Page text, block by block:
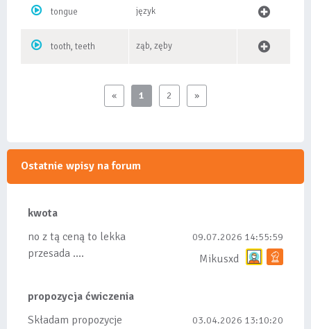
tongue język
tooth, teeth ząb, zęby
« 1 2 »
Ostatnie wpisy na forum
kwota
no z tą ceną to lekka
przesada ....
09.07.2026 14:55:59
Mikusxd
propozycja ćwiczenia
Składam propozycje
03.04.2026 13:10:20